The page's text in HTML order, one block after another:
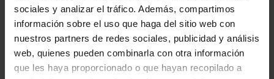
sociales y analizar el tráfico. Además, compartimos
información sobre el uso que haga del sitio web con
nuestros partners de redes sociales, publicidad y análisis
web, quienes pueden combinarla con otra información
que les haya proporcionado o que hayan recopilado a